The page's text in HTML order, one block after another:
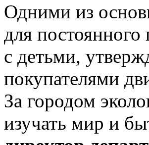
Одними из
для
с детьми,
покупателями
За городом
изучать мир и